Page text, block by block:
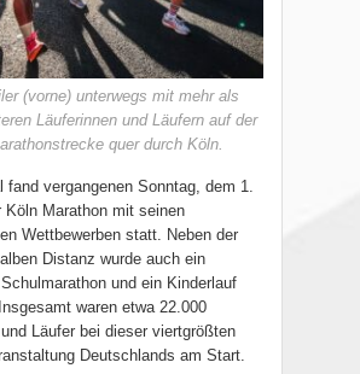
(vorne) unterwegs mit mehr als
Läuferinnen und Läufern auf der
quer durch Köln.
fand vergangenen Sonntag, dem 1.
Köln Marathon mit seinen
Wettbewerben statt. Neben der
Distanz wurde auch ein
und ein Kinderlauf
waren etwa 22.000
Läufer bei dieser viertgrößten
Deutschlands am Start.